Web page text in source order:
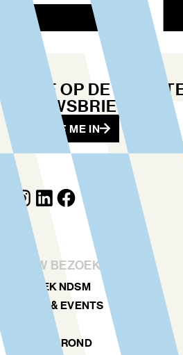
JOUW BEZOEK
ONTDEK NDSM
KUNST & EVENTS
AGENDA
PLATTEGROND
BLIJF OP DE
NIEUWSBRIEF
SCHRIJF ME IN